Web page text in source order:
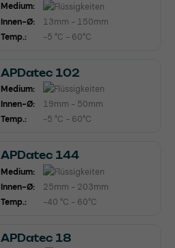
Medium:
Innen-Ø:
13mm - 150mm
Temp.:
-5 °C - 60°C
APDatec 102
Medium:
Innen-Ø:
19mm - 50mm
Temp.:
-5 °C - 60°C
APDatec 144
Medium:
Innen-Ø:
25mm - 203mm
Temp.:
-40 °C - 60°C
APDatec 18